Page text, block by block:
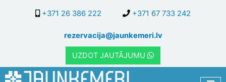
galveno
saturu
+371 26 386 222 +371 67 733 242
rezervacija@jaunkemeri.lv
UZDOT JAUTĀJUMU